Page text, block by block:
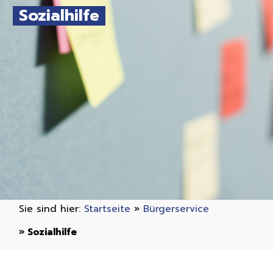
Sozialhilfe
Sie sind hier: Startseite » Bürgerservice
»»
Sozialhilfe